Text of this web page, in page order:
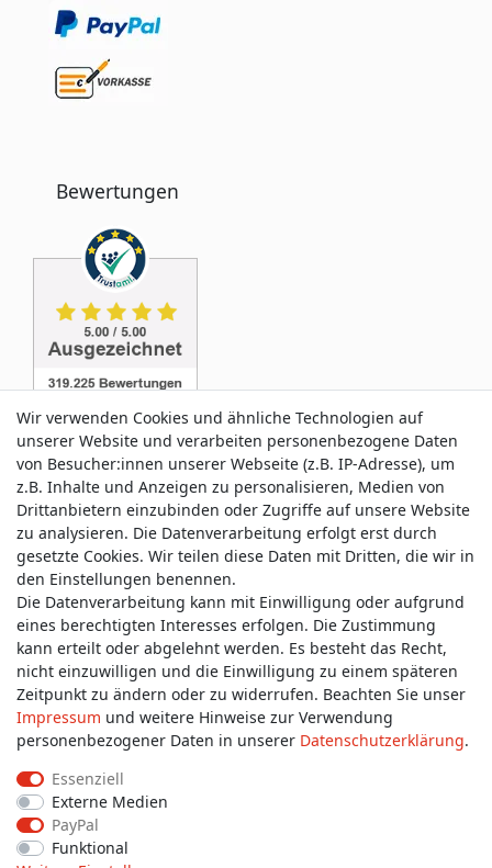
Bewertungen
Service & Kontakt
Wünschen Sie einen Rückruf?
service@allmyclothes.de
Schreiben Sie uns:
service@allmyclothes.de
Impressum
Wir verwenden Cookies und ähnliche Technologien auf
unserer Website und verarbeiten personenbezogene Daten
von Besucher:innen unserer Webseite (z.B. IP-Adresse), um
z.B. Inhalte und Anzeigen zu personalisieren, Medien von
Drittanbietern einzubinden oder Zugriffe auf unsere Website
zu analysieren. Die Datenverarbeitung erfolgt erst durch
gesetzte Cookies. Wir teilen diese Daten mit Dritten, die wir in
den Einstellungen benennen.
Die Datenverarbeitung kann mit Einwilligung oder aufgrund
eines berechtigten Interesses erfolgen. Die Zustimmung
kann erteilt oder abgelehnt werden. Es besteht das Recht,
nicht einzuwilligen und die Einwilligung zu einem späteren
Zeitpunkt zu ändern oder zu widerrufen. Beachten Sie unser
Impressum und weitere Hinweise zur Verwendung
personenbezogener Daten in unserer Daten­schutz­erklärung.
Essenziell
Externe Medien
PayPal
Funktional